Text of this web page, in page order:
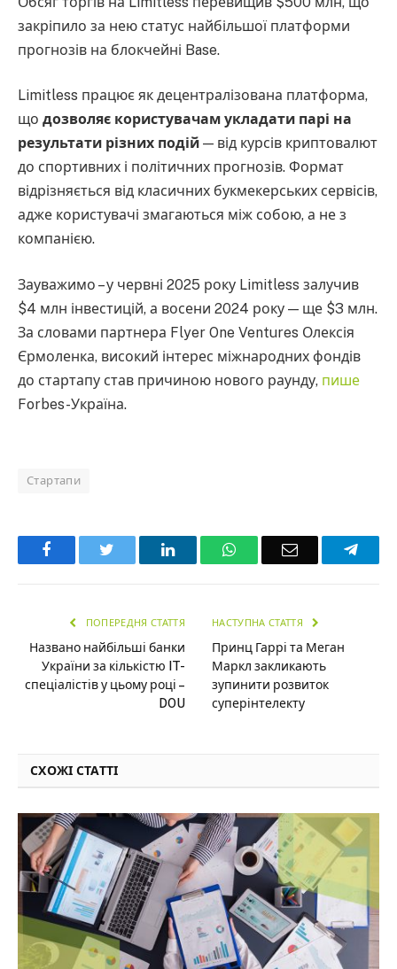
закріпило за нею статус найбільшої платформи
прогнозів на блокчейні Base.
Limitless працює як децентралізована платформа,
що дозволяє користувачам укладати парі на
результати різних подій — від курсів криптовалют
до спортивних і політичних прогнозів. Формат
відрізняється від класичних букмекерських сервісів,
адже користувачі змагаються між собою, а не з
компанією.
Зауважимо – у червні 2025 року Limitless залучив
$4 млн інвестицій, а восени 2024 року — ще $3 млн.
За словами партнера Flyer One Ventures Олексія
Єрмоленка, високий інтерес міжнародних фондів
до стартапу став причиною нового раунду, пише
Forbes-Україна.
Стартапи
Facebook LinkedInWhatsAppEmail
ПОПЕРЕДНЯ СТАТТЯ
Названо найбільші банки
України за кількістю IT-
спеціалістів у цьому році –
DOU
НАСТУПНА СТАТТЯ
Принц Гаррі та Меган
Маркл закликають
зупинити розвиток
суперінтелекту
СХОЖІ СТАТТІ